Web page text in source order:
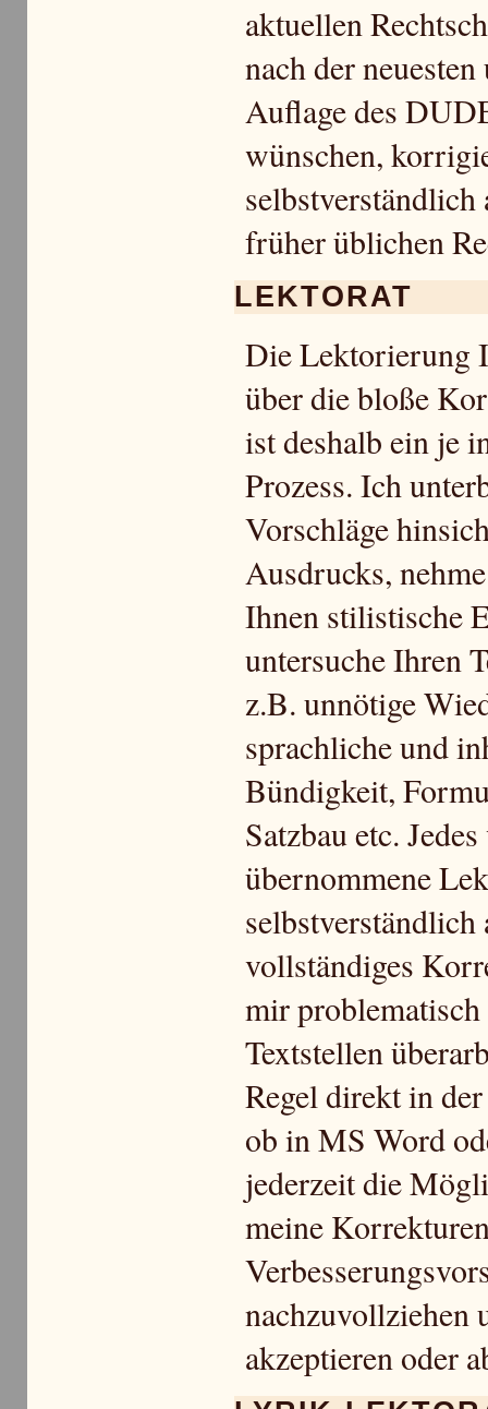
aktuellen
nach der
Auflage des
wünschen,
selbstverständlich
früher üblichen
LEKTORAT
Die Lektorierung
über die bloße
ist deshalb ein je
Prozess. Ich
Vorschläge
Ausdrucks,
Ihnen stilistische
untersuche Ihren
z.B. unnötige
sprachliche und
Bündigkeit,
Satzbau etc.
übernommene
selbstverständlich
vollständiges
mir problematisch
Textstellen
Regel direkt in
ob in MS Word
jederzeit die
meine
nachzuvollziehen
akzeptieren oder